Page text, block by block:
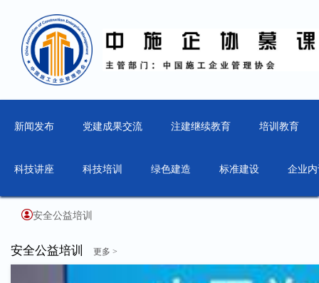
新闻发布 党建成果交流 注建继续教育 培训教育
科技讲座 科技培训 绿色建造 标准建设 企业
安全公益培训
安全公益培训 更多 >